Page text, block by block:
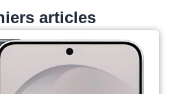
articles